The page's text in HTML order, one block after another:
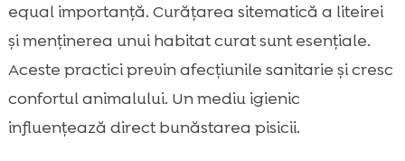
equal importanță. Curățarea sitematică a liteirei
și menținerea unui habitat curat sunt esențiale.
Aceste practici previn afecțiunile sanitarie și cresc
confortul animalului. Un mediu igienic
influențează direct bunăstarea pisicii.